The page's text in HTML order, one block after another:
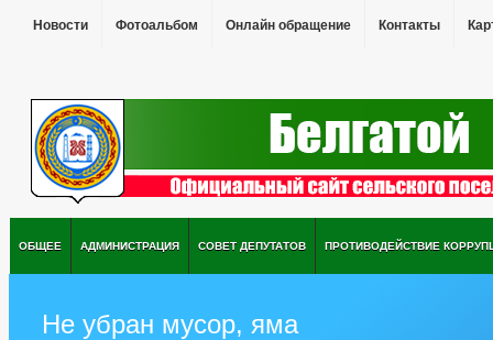
Новости Фотоальбом Онлайн обращение Контакты
ОБЩЕЕ АДМИНИСТРАЦИЯ СОВЕТ ДЕПУТАТОВ ПРОТИВОДЕЙСТВИЕ
Не убран мусор, яма